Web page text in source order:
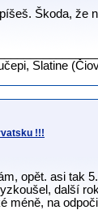
Škoda, že
Slatine
!!!
opět. asi tak
další
méně, na